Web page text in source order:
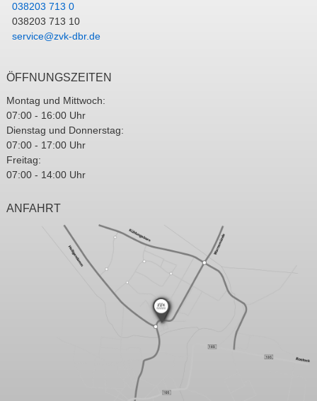
038203 713 0
038203 713 10
service@zvk-dbr.de
ÖFFNUNGSZEITEN
Montag und Mittwoch:
07:00 - 16:00 Uhr
Dienstag und Donnerstag:
07:00 - 17:00 Uhr
Freitag:
07:00 - 14:00 Uhr
ANFAHRT